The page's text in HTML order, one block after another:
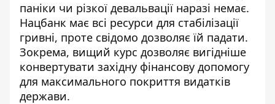
паніки чи різкої девальвації наразі немає.
Нацбанк має всі ресурси для стабілізації
гривні, проте свідомо дозволяє їй падати.
Зокрема, вищий курс дозволяє вигідніше
конвертувати західну фінансову допомогу
для максимального покриття видатків
держави.